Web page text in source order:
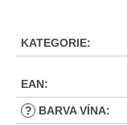
KATEGORIE:
EAN:
? BARVA VÍNA: